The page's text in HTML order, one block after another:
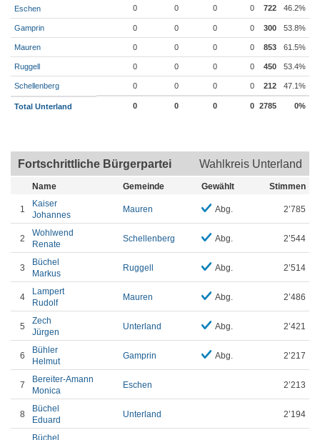
Eschen 0 0 0 0 722 46.2%
Gamprin 0 0 0 0 300 53.8%
Mauren 0 0 0 0 853 61.5%
Ruggell 0 0 0 0 450 53.4%
Schellenberg 0 0 0 0 212 47.1%
Total Unterland 0 0 0 0 2785 0%
Fortschrittliche Bürgerpartei Wahlkreis Unterland
Name Gemeinde Gewählt Stimmen
1
Kaiser
Johannes
Mauren Abg. 2’785
2
Wohlwend
Renate
Schellenberg Abg. 2’544
3
Büchel
Markus
Ruggell Abg. 2’514
4
Lampert
Rudolf
Mauren Abg. 2’486
5
Zech
Jürgen
Unterland Abg. 2’421
6
Bühler
Helmut
Gamprin Abg. 2’217
7
Bereiter-Amann
Monica
Eschen 2’213
8
Büchel
Eduard
Unterland 2’194